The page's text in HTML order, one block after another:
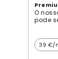
O
pode
39 €/